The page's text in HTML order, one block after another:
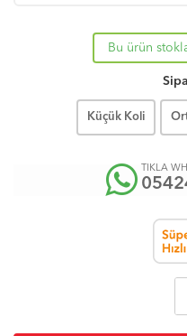
Bu ürün
Küçük Koli
TIKLA